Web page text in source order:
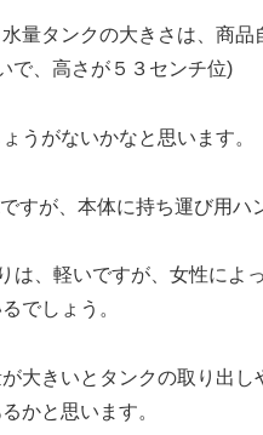
量タンクの大きさは、商品
で、高さが５３センチ位)
うがないかなと思います。
すが、本体に持ち運び用ハ
は、軽いですが、女性によ
でしょう。
大きいとタンクの取り出し
かと思います。